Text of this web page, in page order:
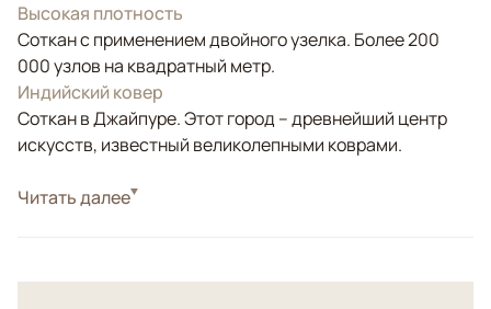
Высокая плотность
Соткан с применением двойного узелка. Более 200
000 узлов на квадратный метр.
Индийский ковер
Соткан в Джайпуре. Этот город – древнейший центр
искусств, известный великолепными коврами.
СтильСовременные
Читать далее